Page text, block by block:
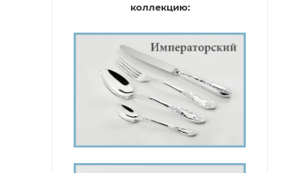
коллекцию: